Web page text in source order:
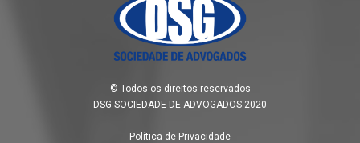
© Todos os direitos reservados
DSG SOCIEDADE DE ADVOGADOS 2020
Política de Privacidade